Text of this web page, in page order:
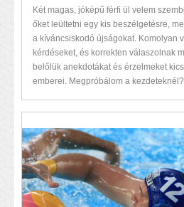
Két magas, jóképű férfi ül velem
őket leültetni egy kis beszélgetésre,
a kíváncsiskodó újságokat. Komolyan
kérdéseket, és korrekten válaszolnak
belőlük anekdotákat és érzelmeket
emberei. Megpróbálom a kezdeteknél?